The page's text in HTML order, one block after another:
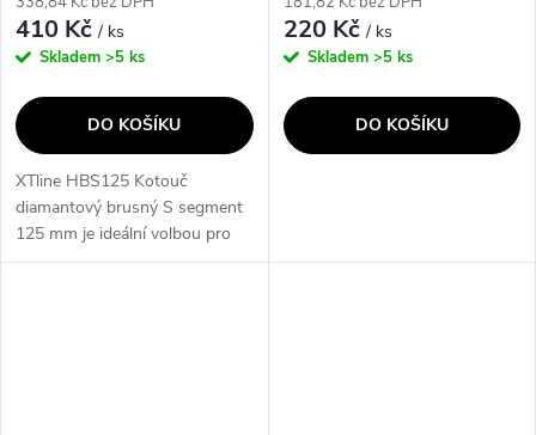
410 Kč/ ks
Skladem >5 ks
DO KOŠÍKU
XTline HBS125 Kotouč
diamantový brusný S segment
125 mm je ideální volbou pro
precizní opracování a broušení
220 Kč/ ks
Skladem >5 ks
DO KOŠÍKU